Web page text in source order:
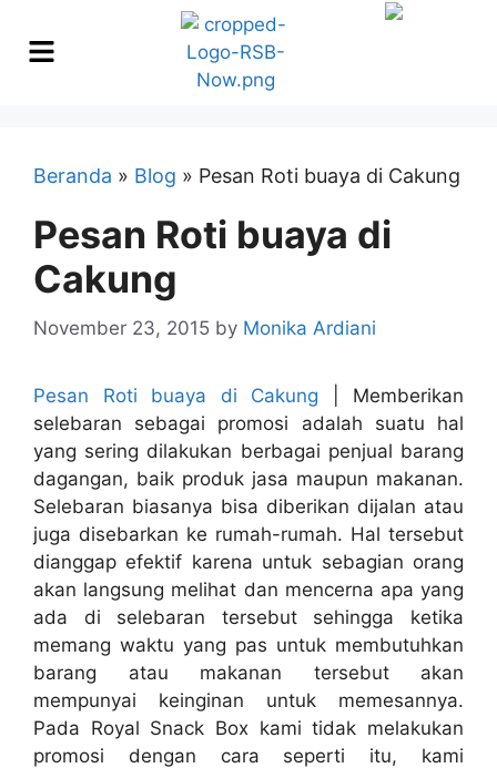
Beranda » Blog » Pesan Roti buaya di Cakung
Pesan Roti buaya di
Cakung
November 23, 2015 by Monika Ardiani
Pesan Roti buaya di Cakung | Memberikan
selebaran sebagai promosi adalah suatu hal
yang sering dilakukan berbagai penjual barang
dagangan, baik produk jasa maupun makanan.
Selebaran biasanya bisa diberikan dijalan atau
juga disebarkan ke rumah-rumah. Hal tersebut
dianggap efektif karena untuk sebagian orang
akan langsung melihat dan mencerna apa yang
ada di selebaran tersebut sehingga ketika
memang waktu yang pas untuk membutuhkan
barang atau makanan tersebut akan
mempunyai keinginan untuk memesannya.
Pada Royal Snack Box kami tidak melakukan
promosi dengan cara seperti itu, kami